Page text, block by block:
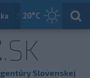
20°C
Slovensko
.SK
Slovenskej